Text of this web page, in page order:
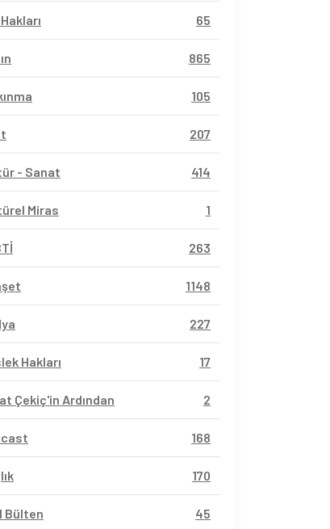
65
865
105
207
- Sanat 414
Miras 1
263
1148
227
Hakları 17
Çekiç'in Ardından 2
168
170
Bülten 45